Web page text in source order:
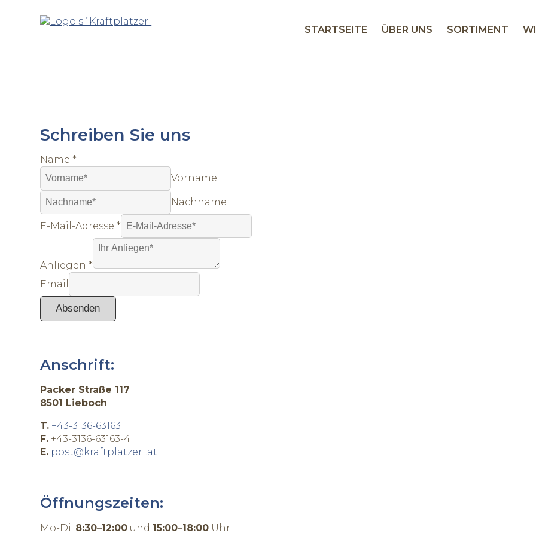
STARTSEITE ÜBER UNS SORTIMENT
- Wir sind gerne für Sie da!
Schreiben Sie uns
Name *
Vorname
Nachname
E-Mail-Adresse *
Anliegen *
Email
Absenden
Anschrift:
Packer Straße 117
8501 Lieboch
T. +43-3136-63163
F. +43-3136-63163-4
E. post@kraftplatzerl.at
Öffnungszeiten:
Mo-Di: 8:30–12:00 und 15:00–18:00 Uhr